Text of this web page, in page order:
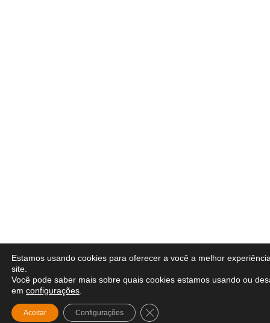
Estamos usando cookies para oferecer a você a melhor
site.
Você pode saber mais sobre quais cookies estamos usando ou
em configurações
Aceitar Configurações Close GDPR Cookie Banner